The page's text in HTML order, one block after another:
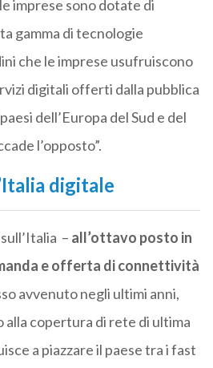
imprese sono dotate di
gamma di tecnologie
che le imprese usufruiscono
digitali offerti dalla pubblica
dell’Europa del Sud e del
l’opposto”.
digitale
– all’ottavo posto in
e offerta di connettività
avvenuto negli ultimi anni,
copertura di rete di ultima
a piazzare il paese tra i fast